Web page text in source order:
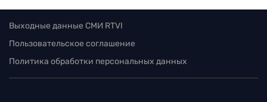
Выходные данные СМИ RTVI
Пользовательское соглашение
Политика обработки персональных данных